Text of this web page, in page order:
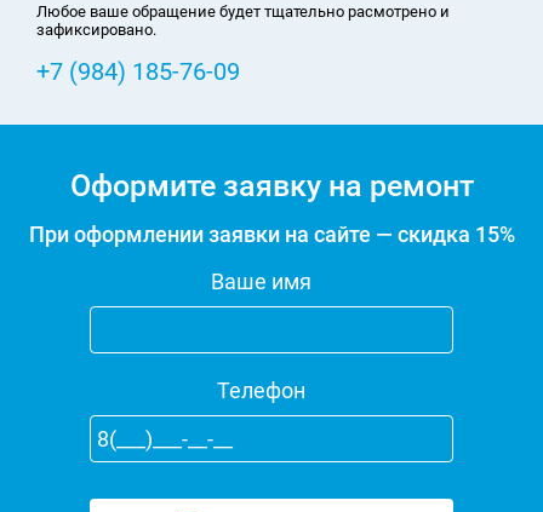
Любое ваше обращение будет тщательно расмотрено и
зафиксировано.
+7 (984) 185-76-09
Оформите заявку на ремонт
При оформлении заявки на сайте — скидка 15%
Ваше имя
Телефон